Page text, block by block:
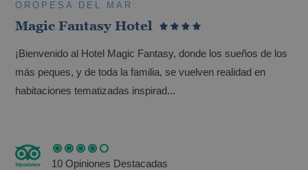
OROPESA DEL MAR
Magic Fantasy Hotel
¡Bienvenido al Hotel Magic Fantasy, donde los sueños de los
más peques, y de toda la familia, se vuelven realidad en
habitaciones tematizadas inspirad...
10 Opiniones Destacadas